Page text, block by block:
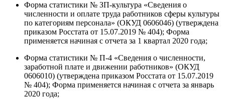
Форма статистики № ЗП-культура «Сведения о
численности и оплате труда работников сферы культуры
по категориям персонала» (ОКУД 0606046) (утверждена
приказом Росстата от 15.07.2019 № 404); Форма
применяется начиная с отчета за 1 квартал 2020 года;
Форма статистики № П-4 «Сведения о численности,
заработной плате и движении работников» (ОКУД
0606010) (утверждена приказом Росстата от 15.07.2019
№ 404); Форма применяется начиная с отчета за январь
2020 года;